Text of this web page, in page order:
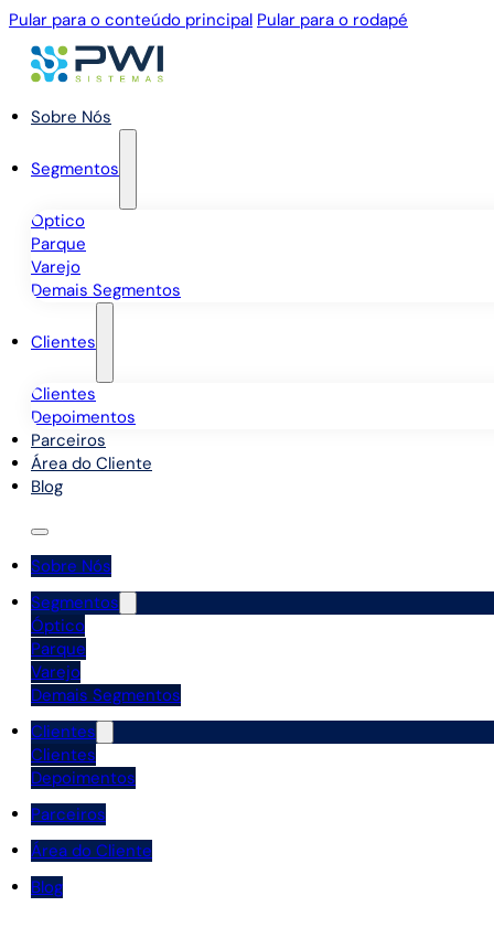
Pular para o conteúdo principal Pular para o rodapé
Sobre Nós
Segmentos
Óptico
Parque
Varejo
Demais Segmentos
Clientes
Clientes
Depoimentos
Parceiros
Área do Cliente
Blog
Sobre Nós
Segmentos
Óptico
Parque
Varejo
Demais Segmentos
Clientes
Clientes
Depoimentos
Parceiros
Área do Cliente
Blog